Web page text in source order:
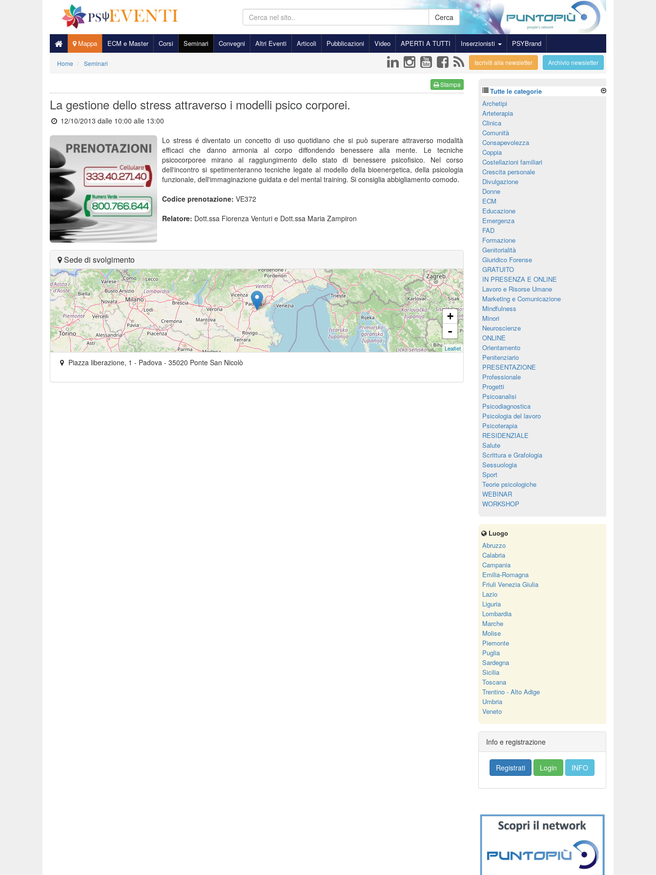
Cerca
Mappa ECM e Master Corsi Seminari Convegni Altri Eventi Articoli Pubblicazioni Video APERTI A TUTTI Inserzionisti PSYBrand
Home Seminari Archivio newsletter
Iscriviti alla newsletter
Stampa
La gestione dello stress attraverso i modelli psico corporei.
12/10/2013 dalle 10:00 alle 13:00
Lo stress é diventato un concetto di uso quotidiano che si può superare attraverso modalità
efficaci che danno armonia al corpo diffondendo benessere alla mente. Le tecniche
psicocorporee mirano al raggiungimento dello stato di benessere psicofisico. Nel corso
dell'incontro si spetimenteranno tecniche legate al modello della bioenergetica, della psicologia
funzionale, dell'immaginazione guidata e del mental training. Si consiglia abbigliamento comodo.
Codice prenotazione: VE372
Relatore: Dott.ssa Fiorenza Venturi e Dott.ssa Maria Zampiron
Sede di svolgimento
+
-
Leaflet
Piazza liberazione, 1 - Padova - 35020 Ponte San Nicolò
Tutte le categorie
Archetipi
Arteterapia
Clinica
Comunità
Consapevolezza
Coppia
Costellazioni familiari
Crescita personale
Divulgazione
Donne
ECM
Educazione
Emergenza
FAD
Formazione
Genitorialità
Giuridico Forense
GRATUITO
IN PRESENZA E ONLINE
Lavoro e Risorse Umane
Marketing e Comunicazione
Mindfulness
Minori
Neuroscienze
ONLINE
Orientamento
Penitenziario
PRESENTAZIONE
Professionale
Progetti
Psicoanalisi
Psicodiagnostica
Psicologia del lavoro
Psicoterapia
RESIDENZIALE
Salute
Scrittura e Grafologia
Sessuologia
Sport
Teorie psicologiche
WEBINAR
WORKSHOP
Luogo
Abruzzo
Calabria
Campania
Emilia-Romagna
Friuli Venezia Giulia
Lazio
Liguria
Lombardia
Marche
Molise
Piemonte
Puglia
Sardegna
Sicilia
Toscana
Trentino - Alto Adige
Umbria
Veneto
Info e registrazione
Registrati Login INFO